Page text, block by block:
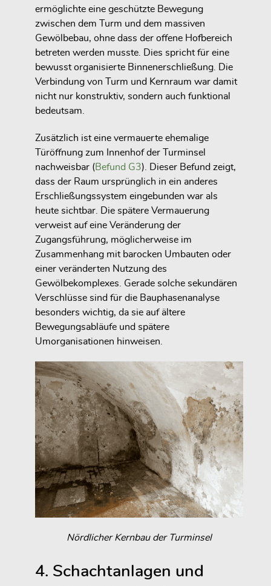
ermöglichte eine geschützte Bewegung
zwischen dem Turm und dem massiven
Gewölbebau, ohne dass der offene Hofbereich
betreten werden musste. Dies spricht für eine
bewusst organisierte Binnenerschließung. Die
Verbindung von Turm und Kernraum war damit
nicht nur konstruktiv, sondern auch funktional
bedeutsam.
Zusätzlich ist eine vermauerte ehemalige
Türöffnung zum Innenhof der Turminsel
nachweisbar (Befund G3). Dieser Befund zeigt,
dass der Raum ursprünglich in ein anderes
Erschließungssystem eingebunden war als
heute sichtbar. Die spätere Vermauerung
verweist auf eine Veränderung der
Zugangsführung, möglicherweise im
Zusammenhang mit barocken Umbauten oder
einer veränderten Nutzung des
Gewölbekomplexes. Gerade solche sekundären
Verschlüsse sind für die Bauphasenanalyse
besonders wichtig, da sie auf ältere
Bewegungsabläufe und spätere
Umorganisationen hinweisen.
Nördlicher Kernbau der Turminsel
4. Schachtanlagen und